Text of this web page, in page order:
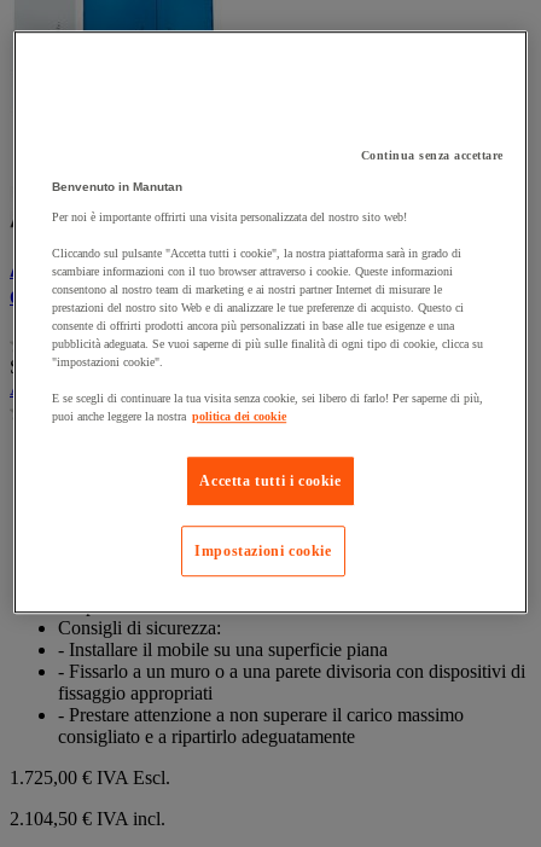
Armadio informatico su base - Per computer
da ufficio
(0)
su
5
stelle.
SKU : MIG488907
Armadio informatico su base - Per computer da ufficio
(0)
Proteggete il computer e il monitor in questo armadio robusto
Ante e cassetto chiudibili con un'unica chiave.
Dotato di ventilatore con filtro per una corretta aerazione dei
Consigli di sicurezza:
- Installare il mobile su una superficie piana
- Fissarlo a un muro o a una parete divisoria con dispositivi di
fissaggio appropriati
- Prestare attenzione a non superare il carico massimo
consigliato e a ripartirlo adeguatamente
1.725,00 € IVA Escl.
2.104,50 € IVA incl.
Continua senza accettare
Benvenuto in Manutan
Per noi è importante offrirti una visita personalizzata del nostro sito web!
Cliccando sul pulsante "Accetta tutti i cookie", la nostra piattaforma sarà in grado di
scambiare informazioni con il tuo browser attraverso i cookie. Queste informazioni
consentono al nostro team di marketing e ai nostri partner Internet di misurare le
prestazioni del nostro sito Web e di analizzare le tue preferenze di acquisto. Questo ci
consente di offrirti prodotti ancora più personalizzati in base alle tue esigenze e una
pubblicità adeguata. Se vuoi saperne di più sulle finalità di ogni tipo di cookie, clicca su
"impostazioni cookie".
E se scegli di continuare la tua visita senza cookie, sei libero di farlo! Per saperne di più,
puoi anche leggere la nostra politica dei cookie
Accetta tutti i cookie
Impostazioni cookie